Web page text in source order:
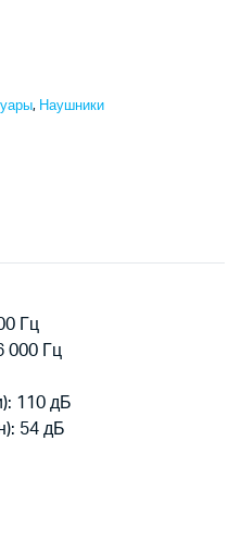
, Наушники
Гц
000 Гц
110 дБ
54 дБ